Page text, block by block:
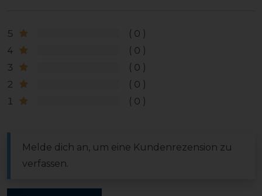
5
0
4
0
3
0
2
0
1
0
Melde dich an, um eine Kundenrezension zu
verfassen.